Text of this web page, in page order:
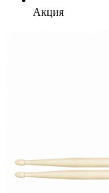
Акция